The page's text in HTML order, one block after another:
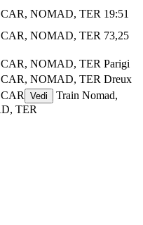
NOMAD, TER 19:51
NOMAD, TER 73,25
NOMAD, TER Parigi
NOMAD, TER Dreux
Vedi
Train Nomad,
TER
, ©OpenStreetMap